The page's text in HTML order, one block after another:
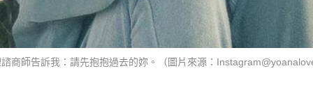
商師告訴我：請先抱抱過去的妳。（圖片來源：